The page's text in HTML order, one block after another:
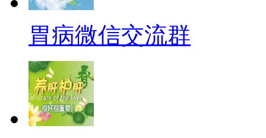
胃病微信交流群